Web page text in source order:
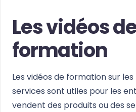
Les vidéos
formation
Les vidéos de formation sur
services sont utiles pour les
vendent des produits ou des